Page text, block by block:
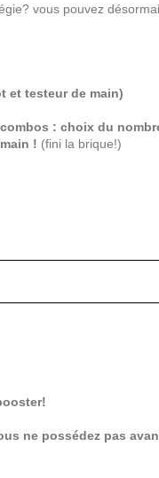
vous pouvez
et testeur de main)
: choix du
! (fini la brique!)
ne possédez pas